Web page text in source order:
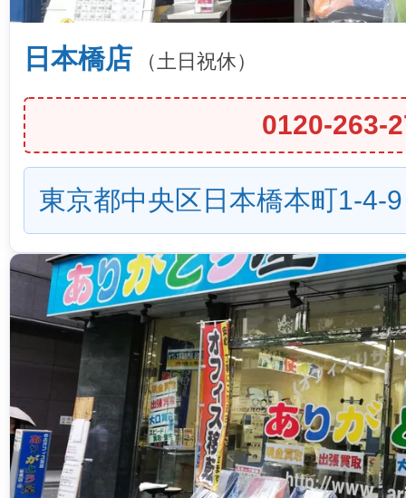
日本橋店 （土日祝休）
0120-263-
東京都中央区日本橋本町1-4-9